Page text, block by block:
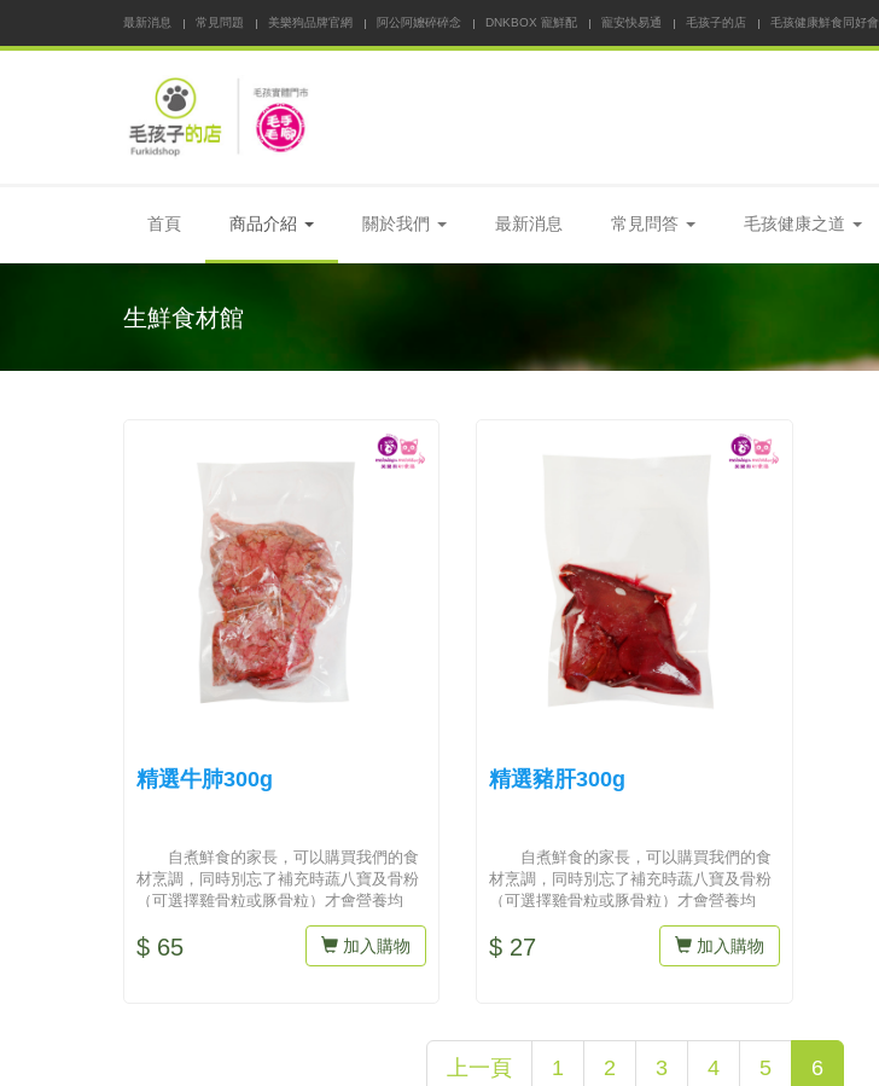
最新消息 常見問題 美樂狗品牌官網 阿公阿嬤碎碎念 DNKBOX 寵鮮配 寵安快易通 毛孩子的店 毛孩健康鮮食同好會
首頁 商品介紹 關於我們 最新消息 常見問答 毛孩健康之道
生鮮食材館
精選牛肺300g
自煮鮮食的家長，可以購買我們的食
材烹調，同時別忘了補充時蔬八寶及骨粉
（可選擇雞骨粒或豚骨粒）才會營養均
$ 65 加入購物
精選豬肝300g
自煮鮮食的家長，可以購買我們的食
材烹調，同時別忘了補充時蔬八寶及骨粉
（可選擇雞骨粒或豚骨粒）才會營養均
$ 27 加入購物
上一頁 1 2 3 4 5 6